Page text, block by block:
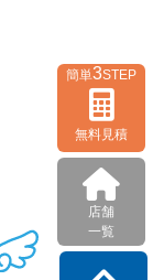
簡単3STEP
無料見積
店舗
一覧